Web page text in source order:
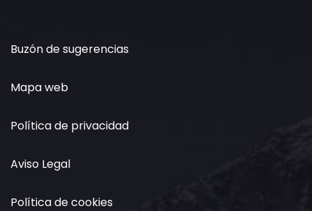
Buzón de sugerencias
Mapa web
Política de privacidad
Aviso Legal
Política de cookies